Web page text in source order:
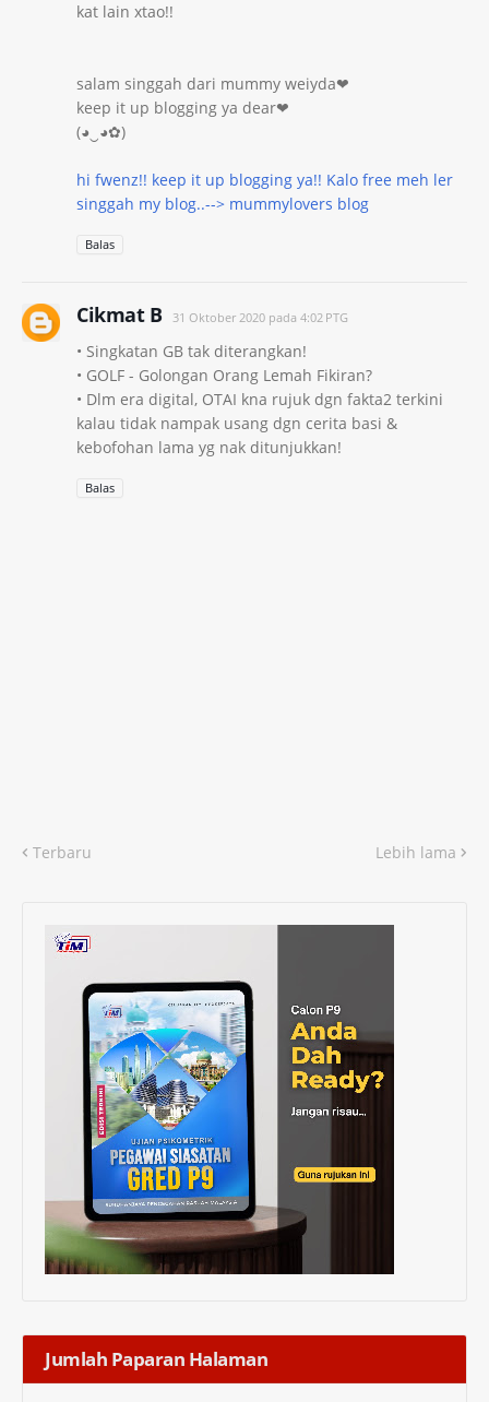
kat lain xtao!!
salam singgah dari mummy weiyda❤
keep it up blogging ya dear❤
‎(◕‿◕✿)
hi fwenz!! keep it up blogging ya!! Kalo free meh ler
singgah my blog..--> mummylovers blog
Balas
Cikmat B 31 Oktober 2020 pada 4:02 PTG
• Singkatan GB tak diterangkan!
• GOLF - Golongan Orang Lemah Fikiran?
• Dlm era digital, OTAI kna rujuk dgn fakta2 terkini
kalau tidak nampak usang dgn cerita basi &
kebofohan lama yg nak ditunjukkan!
Balas
Terbaru Lebih lama
Jumlah Paparan Halaman